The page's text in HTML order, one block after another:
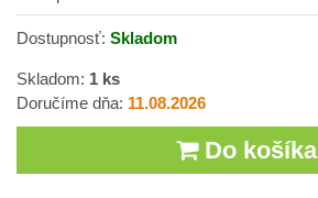
Dostupnosť: Skladom
Skladom: 1 ks
Doručíme dňa: 11.08.2026
Do košíka